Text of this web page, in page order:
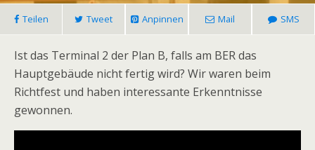
Teilen Tweet Anpinnen Mail SMS
Ist das Terminal 2 der Plan B, falls am BER das
Hauptgebäude nicht fertig wird? Wir waren beim
Richtfest und haben interessante Erkenntnisse
gewonnen.